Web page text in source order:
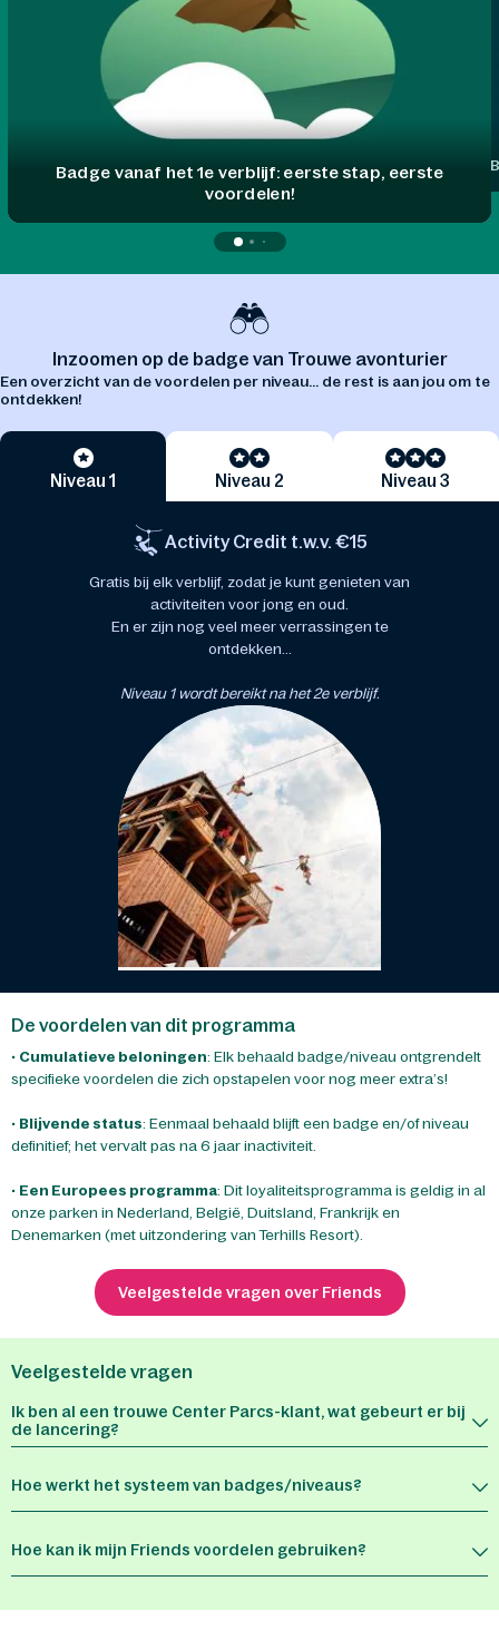
Badge vanaf het 1e verblijf: eerste stap, eerste
voordelen!
Inzoomen op de badge van Trouwe avonturier
Een overzicht van de voordelen per niveau... de rest is aan jou om te
ontdekken!
Niveau 1 Niveau 2 Niveau 3
Activity Credit t.w.v. €15
Gratis bij elk verblijf, zodat je kunt genieten van
activiteiten voor jong en oud.
En er zijn nog veel meer verrassingen te
ontdekken...
Niveau 1 wordt bereikt na het 2e verblijf.
De voordelen van dit programma
• Cumulatieve beloningen: Elk behaald badge/niveau ontgrendelt
specifieke voordelen die zich opstapelen voor nog meer extra’s!
• Blijvende status: Eenmaal behaald blijft een badge en/of niveau
definitief; het vervalt pas na 6 jaar inactiviteit.
• Een Europees programma: Dit loyaliteitsprogramma is geldig in al
onze parken in Nederland, België, Duitsland, Frankrijk en
Denemarken (met uitzondering van Terhills Resort).
Veelgestelde vragen over Friends
Veelgestelde vragen
Ik ben al een trouwe Center Parcs-klant, wat gebeurt er bij
de lancering?
Hoe werkt het systeem van badges/niveaus?
Hoe kan ik mijn Friends voordelen gebruiken?